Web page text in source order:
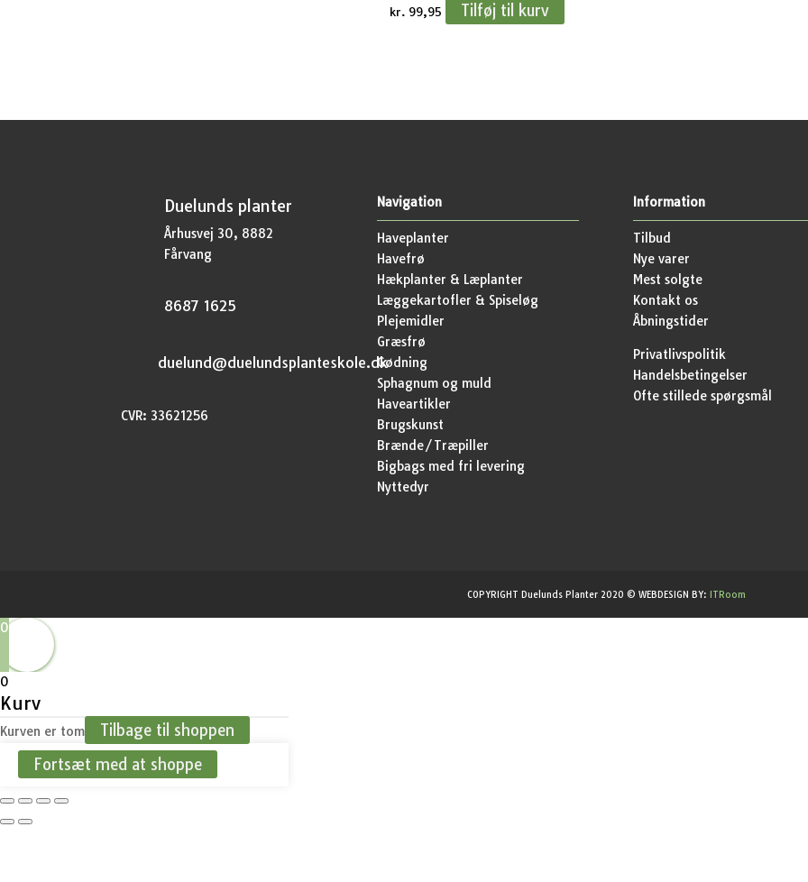
kr. 99,95 Tilføj til kurv
Duelunds planter
Århusvej 30, 8882
Fårvang
8687 1625
duelund@duelundsplanteskole.dk
CVR: 33621256
Navigation
Haveplanter
Havefrø
Hækplanter & Læplanter
Læggekartofler & Spiseløg
Plejemidler
Græsfrø
Gødning
Sphagnum og muld
Haveartikler
Brugskunst
Brænde/Træpiller
Bigbags med fri levering
Nyttedyr
Information
Tilbud
Nye varer
Mest solgte
Kontakt os
Åbningstider
Privatlivspolitik
Handelsbetingelser
Ofte stillede spørgsmål
COPYRIGHT Duelunds Planter 2020 © WEBDESIGN BY: ITRoom
0
0
Kurv
Kurven er tom
Tilbage til shoppen
Fortsæt med at shoppe